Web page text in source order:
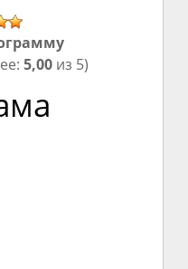
5,00 из 5)